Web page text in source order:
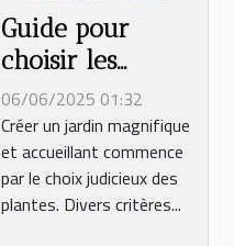
Guide pour
choisir les
meilleures
plantes pour
embellir votre
jardin
06/06/2025 01:32
Créer un jardin magnifique
et accueillant commence
par le choix judicieux des
plantes. Divers critères...